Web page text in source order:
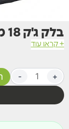
בלק ג'ק 18 מטרים
+ קראו עוד
- +